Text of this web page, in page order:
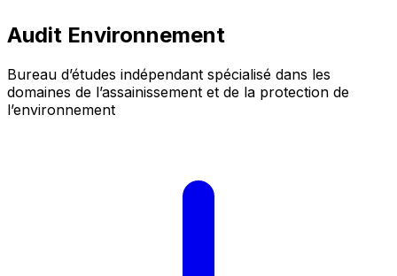
Audit Environnement
Bureau d’études indépendant spécialisé dans les
domaines de l’assainissement et de la protection de
l’environnement